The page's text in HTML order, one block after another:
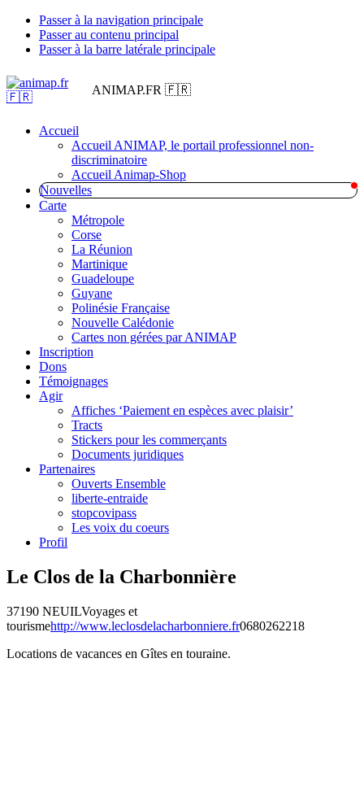
Passer à la navigation principale
Passer au contenu principal
Passer à la barre latérale principale
ANIMAP.FR 🇫🇷
Accueil
Accueil ANIMAP, le portail professionnel non-
discriminatoire
Accueil Animap-Shop
Nouvelles
Carte
Métropole
Corse
La Réunion
Martinique
Guadeloupe
Guyane
Polinésie Française
Nouvelle Calédonie
Cartes non gérées par ANIMAP
Inscription
Dons
Témoignages
Agir
Affiches ‘Paiement en espèces avec plaisir’
Tracts
Stickers pour les commerçants
Documents juridiques
Partenaires
Ouverts Ensemble
liberte-entraide
stopcovipass
Les voix du coeurs
Profil
Le Clos de la Charbonnière
37190 NEUILVoyages et
tourismehttp://www.leclosdelacharbonniere.fr0680262218
Locations de vacances en Gîtes en touraine.